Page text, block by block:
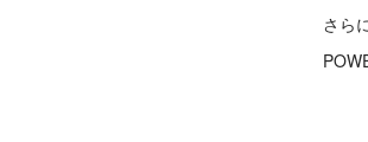
さら